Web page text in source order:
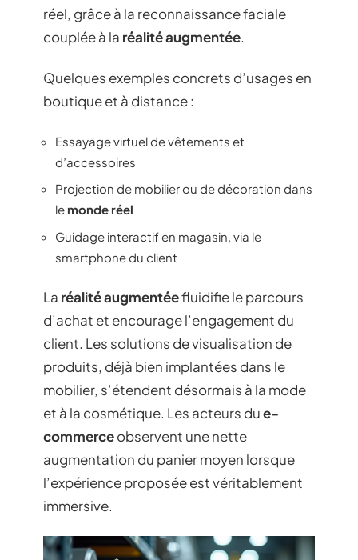
réel, grâce à la reconnaissance faciale
couplée à la réalité augmentée.
Quelques exemples concrets d’usages en
boutique et à distance :
Essayage virtuel de vêtements et
d’accessoires
Projection de mobilier ou de décoration dans
le monde réel
Guidage interactif en magasin, via le
smartphone du client
La réalité augmentéefluidifie le parcours
d’achat et encourage l’engagement du
client. Les solutions de visualisation de
produits, déjà bien implantées dans le
mobilier, s’étendent désormais à la mode
et à la cosmétique. Les acteurs due-
commerceobservent une nette
augmentation du panier moyen lorsque
l’expérience proposée est véritablement
immersive.